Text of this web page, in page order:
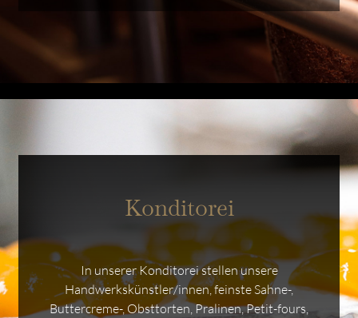
Konditorei
In unserer Konditorei stellen unsere
Handwerkskünstler/innen, feinste Sahne-,
Buttercreme-, Obsttorten, Pralinen, Petit-fours,